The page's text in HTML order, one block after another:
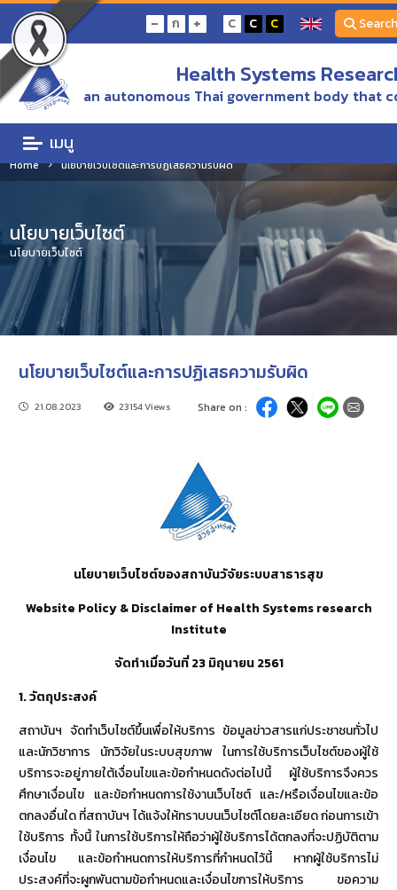
- ก + C C C Search
Health Systems
an autonomous Thai government body that
เมนู
Home นโยบายเว็บไซต์และการปฏิเสธความรับผิด
นโยบายเว็บไซต์
นโยบายเว็บไซต์
นโยบายเว็บไซต์และการปฏิเสธความรับผิด
21.08.2023 23154 Views Share on :
นโยบายเว็บไซต์ของสถาบันวัจัยระบบสาธารสุข
Website Policy & Disclaimer of Health Systems research
Institute
จัดทำเมื่อวันที่23มิถุนายน2561
1.วัตถุประสงค์
สถาบันฯ จัดทำเว็บไซต์ขึ้นเพื่อให้บริการ ข้อมูลข่าวสารแก่ประชาชนทั่วไป
และนักวิชาการ นักวิจัยในระบบสุขภาพ ในการใช้บริการเว็บไซต์ของผู้ใช้
บริการจะอยู่ภายใต้เงื่อนไขและข้อกำหนดดังต่อไปนี้ ผู้ใช้บริการจึงควร
ศึกษาเงื่อนไข และข้อกำหนดการใช้งานเว็บไซต์ และ/หรือเงื่อนไขและข้อ
ตกลงอื่นใด ที่สถาบันฯ ได้แจ้งให้ทราบบนเว็บไซต์โดยละเอียด ก่อนการเข้า
ใช้บริการ ทั้งนี้ ในการใช้บริการให้ถือว่าผู้ใช้บริการได้ตกลงที่จะปฏิบัติตาม
เงื่อนไข และข้อกำหนดการให้บริการที่กำหนดไว้นี้ หากผู้ใช้บริการไม่
ประสงค์ที่จะผูกพันตามข้อกำหนดและเงื่อนไขการให้บริการ ขอความ